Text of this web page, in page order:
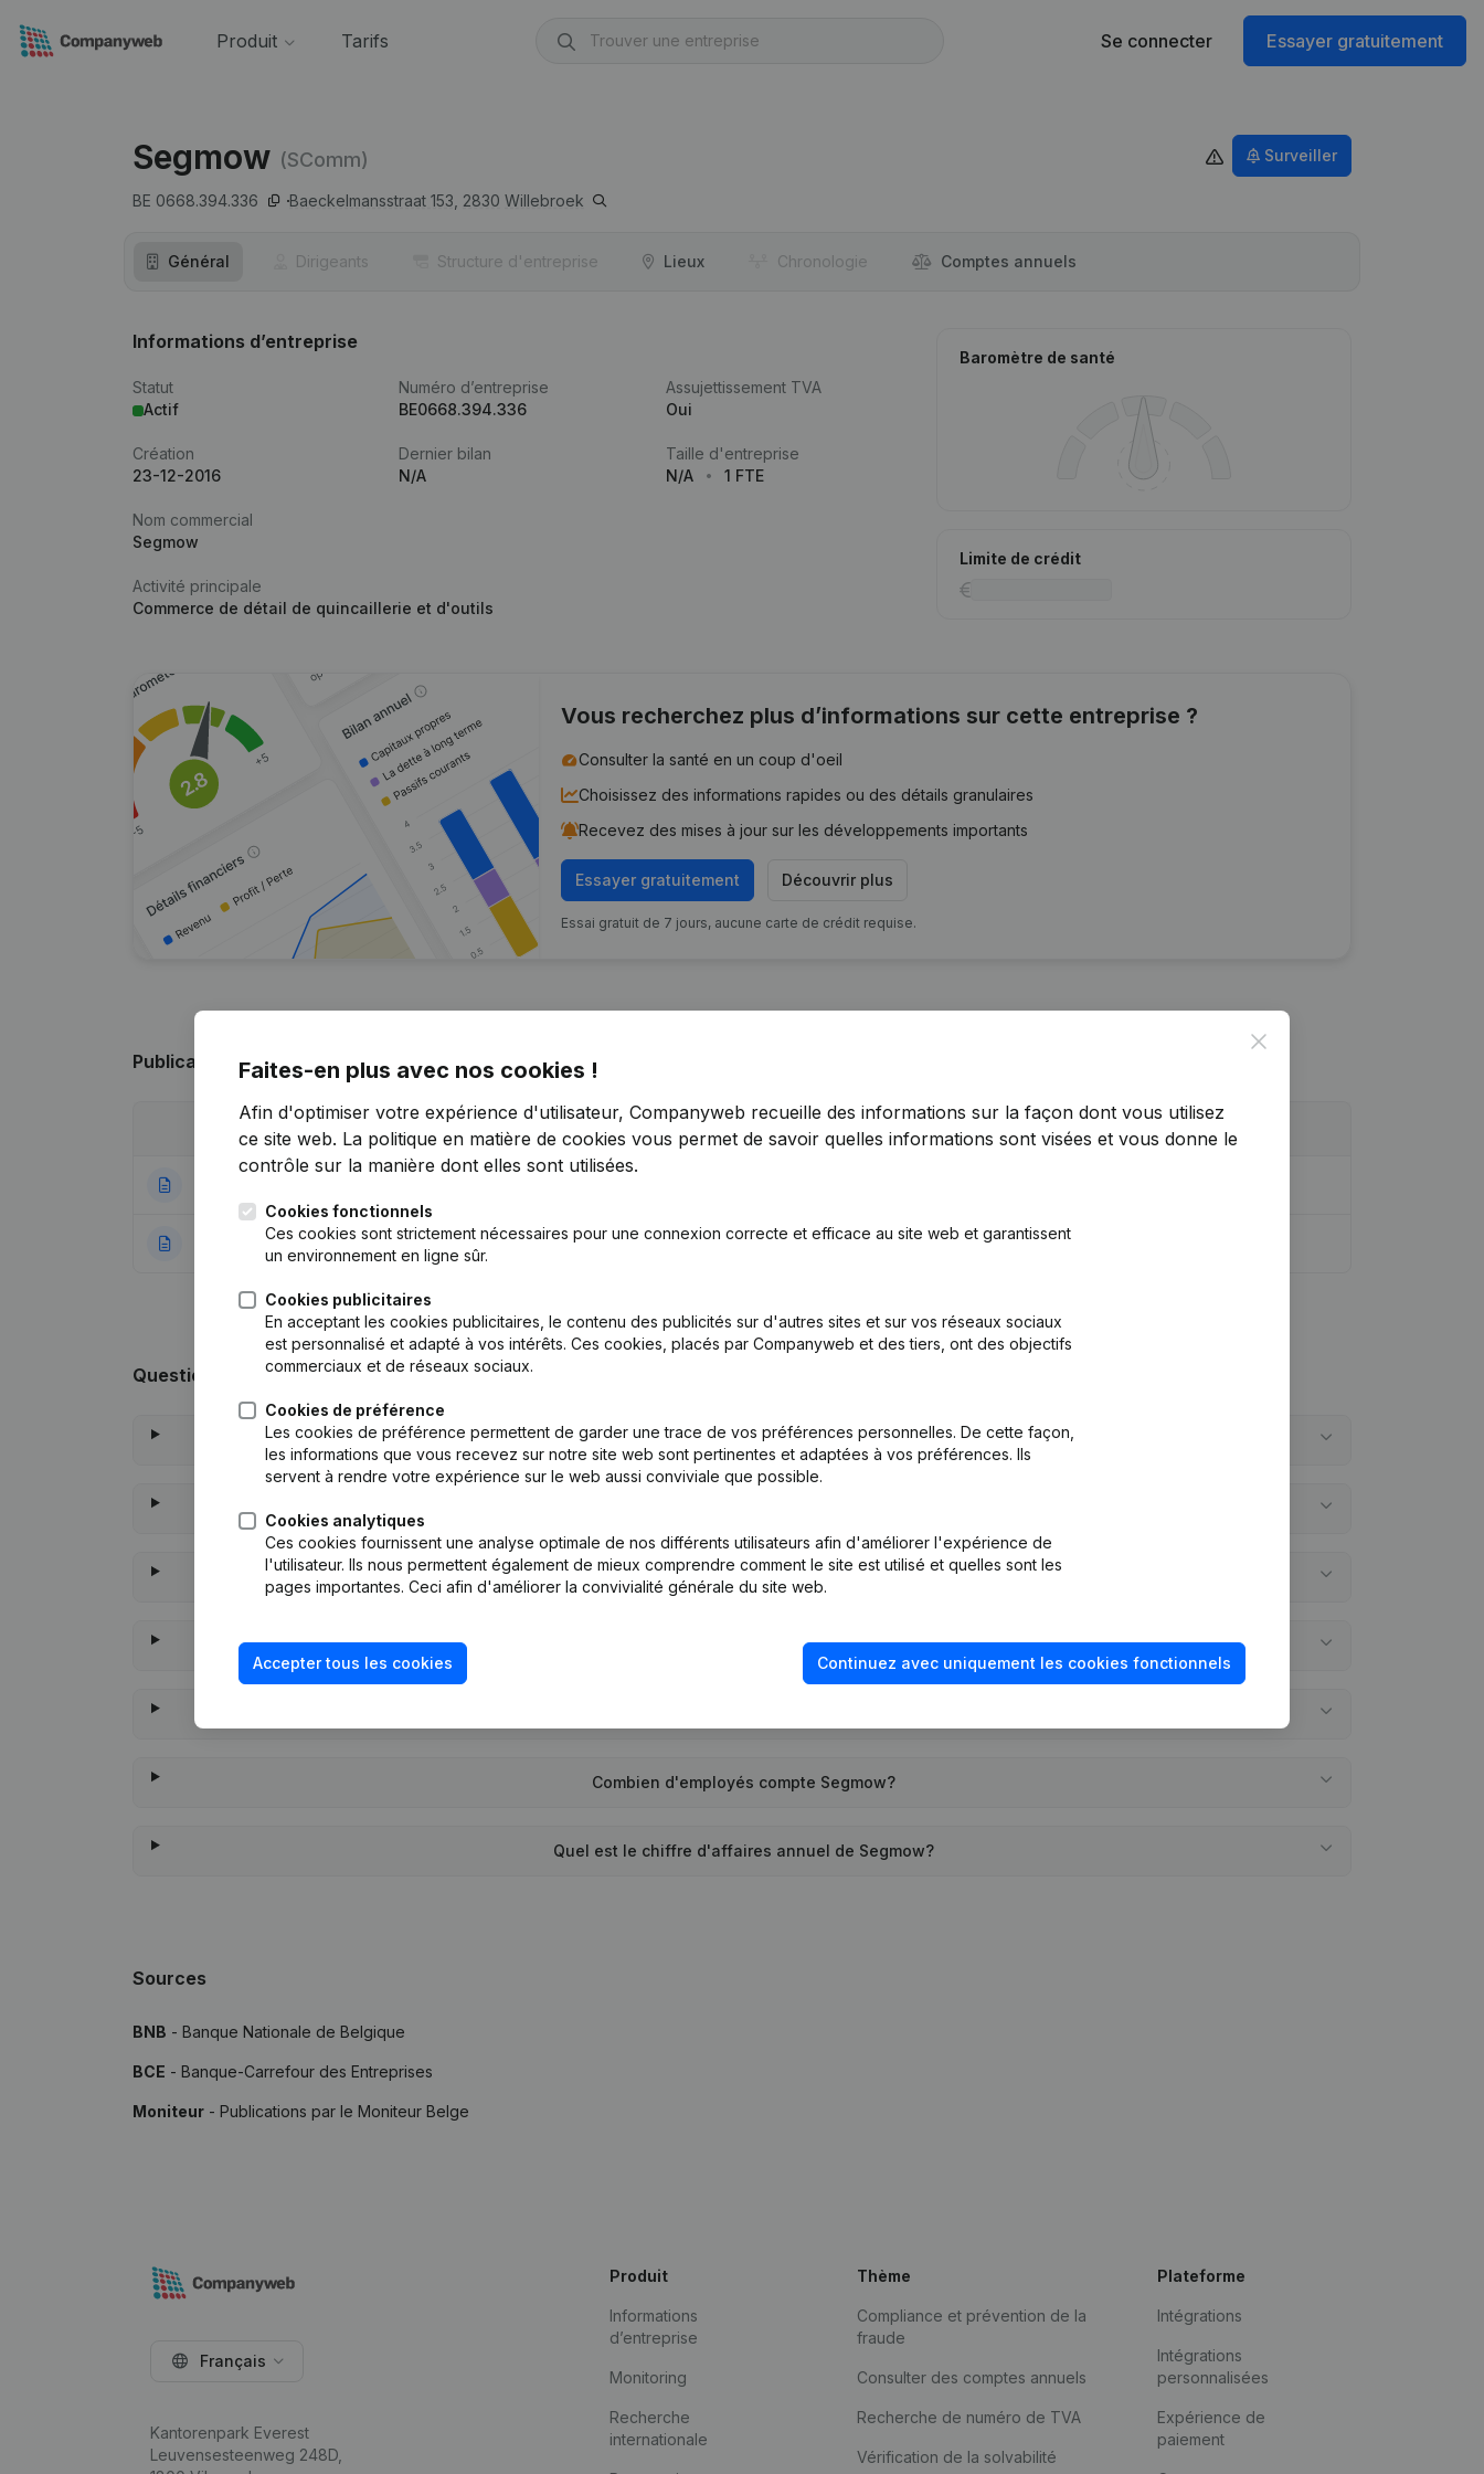
Produit Tarifs Se connecter Essayer gratuitement
Segmow (SComm)
BE 0668.394.336 Baeckelmansstraat 153, 2830 Willebroek
Surveiller
Général Dirigeants Structure d'entreprise Lieux Chronologie Comptes annuels
Informations d’entreprise
Statut
Actif
Numéro d’entreprise
BE0668.394.336
Assujettissement TVA
Oui
Création
23-12-2016
Dernier bilan
N/A
Taille d'entreprise
N/A
1 FTE
Nom commercial
Segmow
Activité principale
Commerce de détail de quincaillerie et d'outils
Baromètre de santé
Limite de crédit
Vous recherchez plus d’informations sur cette entreprise ?
Consulter la santé en un coup d'oeil
Choisissez des informations rapides ou des détails granulaires
Recevez des mises à jour sur les développements importants
Essayer gratuitement Découvrir plus
Essai gratuit de 7 jours, aucune carte de crédit requise.
Publicationsde Segmow
Publication
28-12-2016 Rubrique Constitution (Nouvelle Personne Morale, Ouverture Succursale, etc...)(NL)
Questions fréquemment posées
Quel est le numéro de TVA de Segmow?
Quand la société Segmow a-t-elle été créée?
Quelle est l'adresse de Segmow?
Combien d'employés compte Segmow?
Quel est le chiffre d'affaires annuel de Segmow?
Sources
BNB - Banque Nationale de Belgique
BCE - Banque-Carrefour des Entreprises
Moniteur - Publications par le Moniteur Belge
Close
Faites-en plus avec nos cookies !
Afin d'optimiser votre expérience d'utilisateur, Companyweb recueille des informations sur la façon dont vous utilisez
ce site web. La politique en matière de cookies vous permet de savoir quelles informations sont visées et vous donne le
contrôle sur la manière dont elles sont utilisées.
Cookies fonctionnels
Ces cookies sont strictement nécessaires pour une connexion correcte et efficace au site web et garantissent
un environnement en ligne sûr.
Cookies publicitaires
En acceptant les cookies publicitaires, le contenu des publicités sur d'autres sites et sur vos réseaux sociaux
est personnalisé et adapté à vos intérêts. Ces cookies, placés par Companyweb et des tiers, ont des objectifs
commerciaux et de réseaux sociaux.
Cookies de préférence
Les cookies de préférence permettent de garder une trace de vos préférences personnelles. De cette façon,
les informations que vous recevez sur notre site web sont pertinentes et adaptées à vos préférences. Ils
servent à rendre votre expérience sur le web aussi conviviale que possible.
Cookies analytiques
Ces cookies fournissent une analyse optimale de nos différents utilisateurs afin d'améliorer l'expérience de
l'utilisateur. Ils nous permettent également de mieux comprendre comment le site est utilisé et quelles sont les
pages importantes. Ceci afin d'améliorer la convivialité générale du site web.
Accepter tous les cookies Continuez avec uniquement les cookies fonctionnels
Français
Kantorenpark Everest
Leuvensesteenweg 248D,
Produit
Informations
d’entreprise
Monitoring
Recherche
internationale
Thème
Compliance et prévention de la
fraude
Consulter des comptes annuels
Recherche de numéro de TVA
Vérification de la solvabilité
Plateforme
Intégrations
Intégrations
personnalisées
Expérience de
paiement